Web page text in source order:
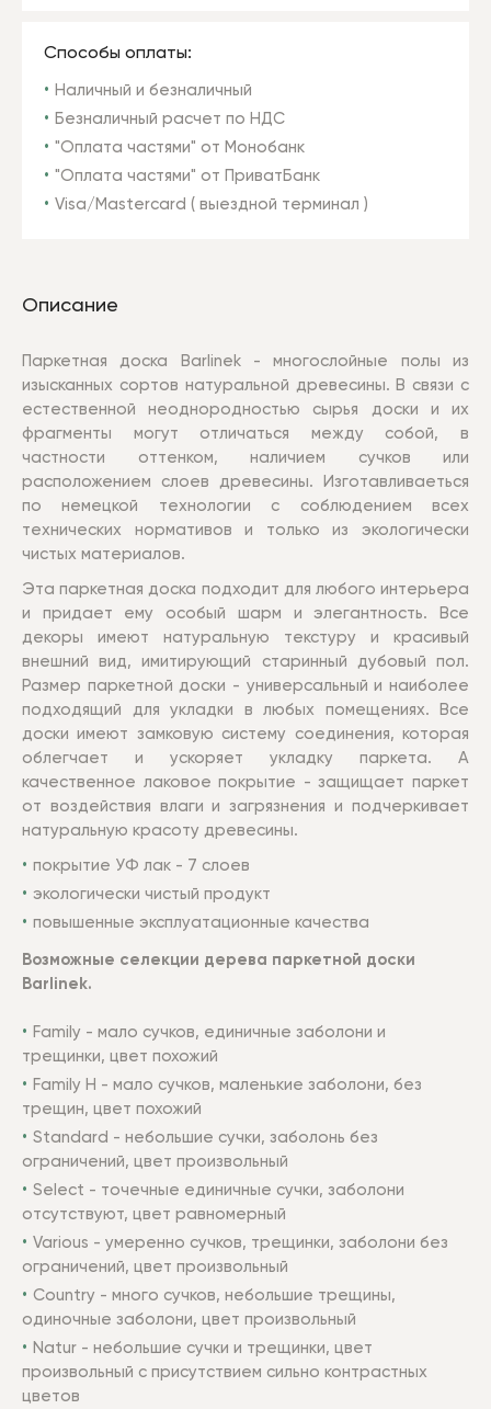
Способы оплаты:
Наличный и безналичный
Безналичный расчет по НДС
"Оплата частями" от Монобанк
"Оплата частями" от ПриватБанк
Visa/Mastercard ( выездной терминал )
Описание
Паркетная доска Barlinek - многослойные полы из
изысканных сортов натуральной древесины. В связи с
естественной неоднородностью сырья доски и их
фрагменты могут отличаться между собой, в
частности оттенком, наличием сучков или
расположением слоев древесины. Изготавливаеться
по немецкой технологии с соблюдением всех
технических нормативов и только из экологически
чистых материалов.
Эта паркетная доска подходит для любого интерьера
и придает ему особый шарм и элегантность. Все
декоры имеют натуральную текстуру и красивый
внешний вид, имитирующий старинный дубовый пол.
Размер паркетной доски - универсальный и наиболее
подходящий для укладки в любых помещениях. Все
доски имеют замковую систему соединения, которая
облегчает и ускоряет укладку паркета. А
качественное лаковое покрытие - защищает паркет
от воздействия влаги и загрязнения и подчеркивает
натуральную красоту древесины.
покрытие УФ лак - 7 слоев
экологически чистый продукт
повышенные эксплуатационные качества
Возможные селекции дерева паркетной доски
Barlinek.
Family - мало сучков, единичные заболони и
трещинки, цвет похожий
Family Н - мало сучков, маленькие заболони, без
трещин, цвет похожий
Standard - небольшие сучки, заболонь без
ограничений, цвет произвольный
Select - точечные единичные сучки, заболони
отсутствуют, цвет равномерный
Various - умеренно сучков, трещинки, заболони без
ограничений, цвет произвольный
Country - много сучков, небольшие трещины,
одиночные заболони, цвет произвольный
Natur - небольшие сучки и трещинки, цвет
произвольный с присутствием сильно контрастных
цветов